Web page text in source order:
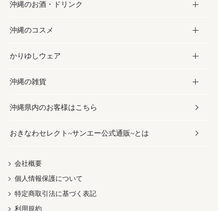
海産物
沖縄料理
沖縄そば／乾麺
レトルト食品
乾物／粉類
砂糖／黒砂糖
塩
お酢／ドレッシング
しょうゆ
みそ
だし／スパイス／島唐辛子
お菓子
黒糖
ちんすこう
伝統菓子
スナック
おつまみ
紅芋
沖縄のお酒・ドリンク
お酒・ドリンク
泡盛
ビール・チューハイ
ワイン・ウィスキー・カクテル
ドリンク
茶葉
沖縄のコスメ
コスメ
スキンケア
ボディケア
ヘアケア
UVケア
かりゆしウェア
かりゆしウェア
メンズ
レディース
沖縄の雑貨
雑貨
沖縄ファッション
伝統工芸品
沖縄県内のお客様はこちら
おきなわセレクト~サンエー公式通販~とは
会社概要
個人情報保護について
特定商取引法に基づく表記
利用規約